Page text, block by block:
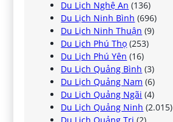
Du Lịch Nghệ An (136)
Du Lịch Ninh Bình (696)
Du Lịch Ninh Thuận (9)
Du Lịch Phú Thọ (253)
Du Lịch Phú Yên (16)
Du Lịch Quảng Bình (3)
Du Lịch Quảng Nam (6)
Du Lịch Quảng Ngãi (4)
Du Lịch Quảng Ninh (2.015)